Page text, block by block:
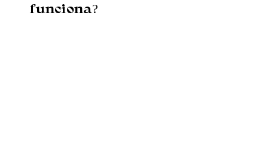
funciona?